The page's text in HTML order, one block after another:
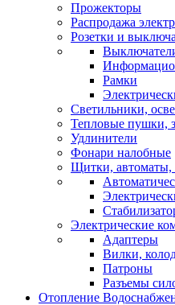
Прожекторы
Распродажа
Розетки и
Рамки
Светильники,
Тепловые пушки,
Удлинители
Фонари налобные
Щитки, автоматы,
Электрические
Адаптеры
Вилки,
Патроны
Разъемы
Отопление